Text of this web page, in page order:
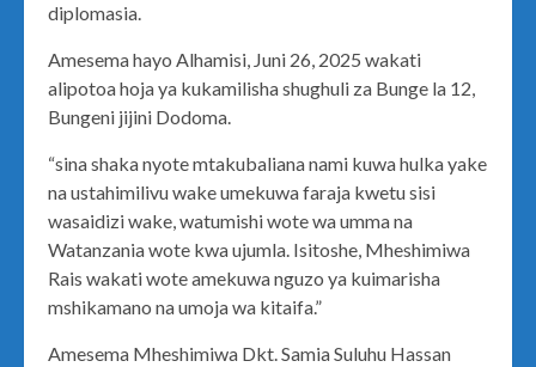
diplomasia.
Amesema hayo Alhamisi, Juni 26, 2025 wakati
alipotoa hoja ya kukamilisha shughuli za Bunge la 12,
Bungeni jijini Dodoma.
“sina shaka nyote mtakubaliana nami kuwa hulka yake
na ustahimilivu wake umekuwa faraja kwetu sisi
wasaidizi wake, watumishi wote wa umma na
Watanzania wote kwa ujumla. Isitoshe, Mheshimiwa
Rais wakati wote amekuwa nguzo ya kuimarisha
mshikamano na umoja wa kitaifa.”
Amesema Mheshimiwa Dkt. Samia Suluhu Hassan